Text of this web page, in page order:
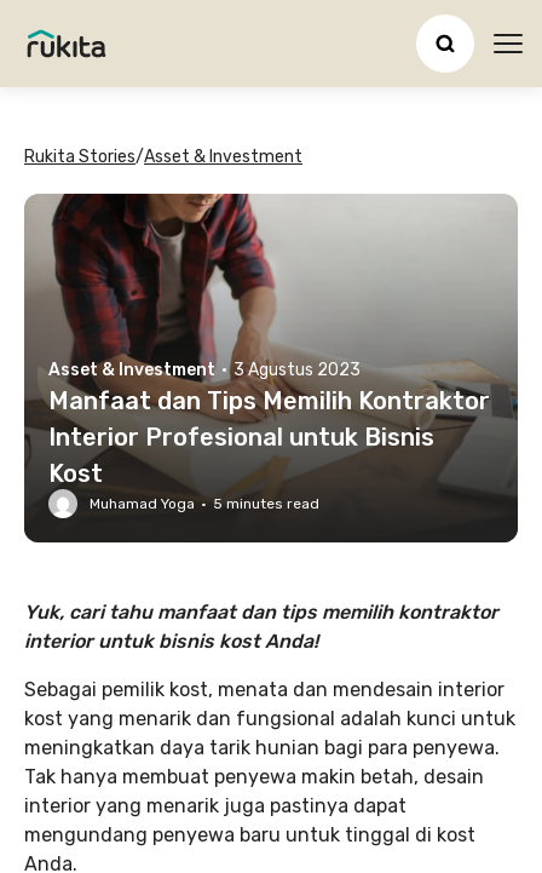
Rukita Stories/Asset & Investment
Asset & Investment · 3 Agustus 2023
Manfaat dan Tips Memilih Kontraktor
Interior Profesional untuk Bisnis
Kost
Muhamad Yoga · 5 minutes read
Yuk, cari tahu manfaat dan tips memilih kontraktor
interior untuk bisnis kost Anda!
Sebagai pemilik kost, menata dan mendesain interior
kost yang menarik dan fungsional adalah kunci untuk
meningkatkan daya tarik hunian bagi para penyewa.
Tak hanya membuat penyewa makin betah, desain
interior yang menarik juga pastinya dapat
mengundang penyewa baru untuk tinggal di kost
Anda.